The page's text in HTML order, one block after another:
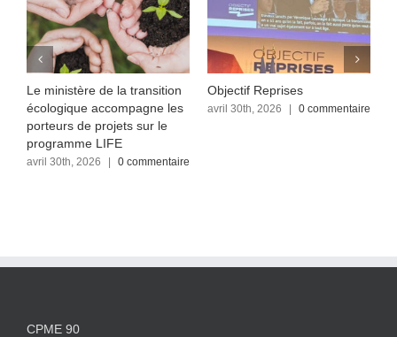
Le ministère de la transition
écologique accompagne les
porteurs de projets sur le
programme LIFE
avril 30th, 2026 0 commentaire
Objectif Reprises
avril 30th, 2026 0 commentaire
CPME 90